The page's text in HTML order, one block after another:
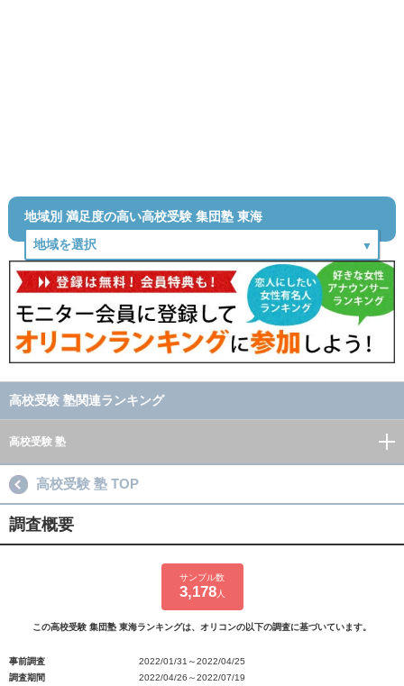
地域別 満足度の高い高校受験 集団塾 東海
高校受験 塾関連ランキング
高校受験 塾
高校受験 塾 TOP
調査概要
サンプル数
3,178人
この高校受験 集団塾 東海ランキングは、オリコンの以下の調査に基づいています。
事前調査
2022/01/31～2022/04/25
調査期間
2022/04/26～2022/07/19